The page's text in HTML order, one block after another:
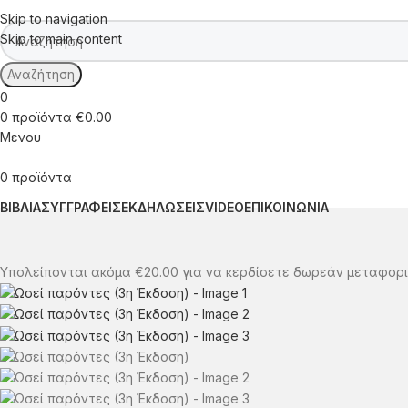
Skip to navigation
Skip to main content
Αναζήτηση
0
0 προϊόντα €0.00
Μενου
0 προϊόντα
ΒΙΒΛΙΑΣΥΓΓΡΑΦΕΙΣΕΚΔΗΛΩΣΕΙΣVIDEOΕΠΙΚΟΙΝΩΝΙΑ
Υπολείπονται ακόμα €20.00 για να κερδίσετε δωρεάν